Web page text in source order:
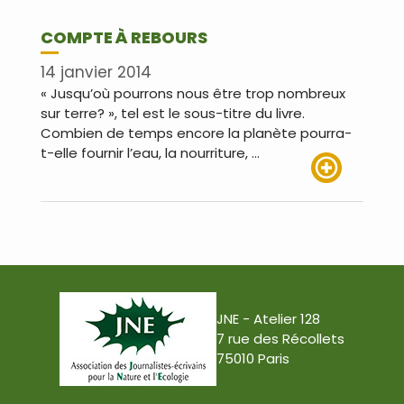
COMPTE À REBOURS
14 janvier 2014
« Jusqu’où pourrons nous être trop nombreux
sur terre? », tel est le sous-titre du livre.
Combien de temps encore la planète pourra-
t-elle fournir l’eau, la nourriture, …
JNE - Atelier 128
7 rue des Récollets
75010 Paris